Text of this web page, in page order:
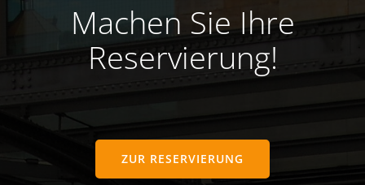
Machen Sie Ihre
Reservierung!
ZUR RESERVIERUNG